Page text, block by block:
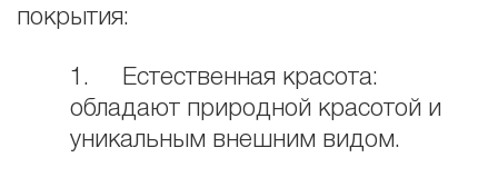
покрытия:
1. Естественная красота:
обладают природной красотой и
уникальным внешним видом.